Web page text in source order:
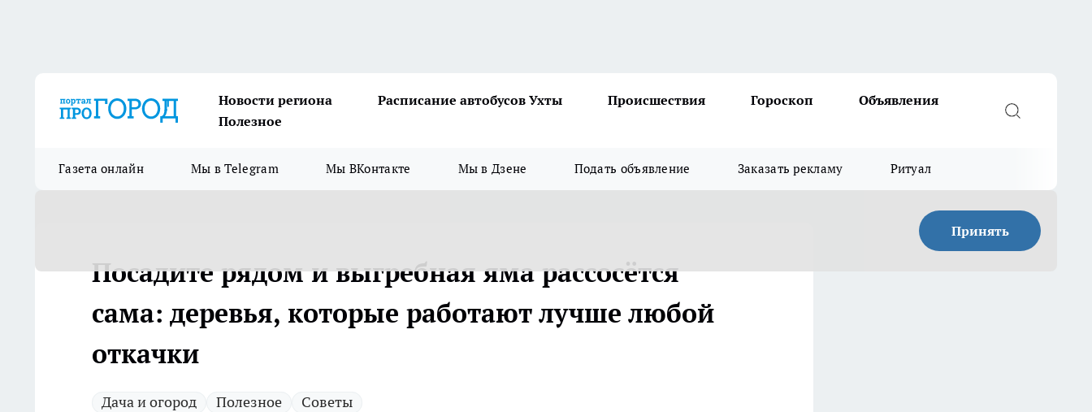
Новости региона Расписание автобусов Ухты Происшествия Гороскоп
Объявления
Полезное
Газета онлайн Мы в Telegram Мы ВКонтакте Мы в Дзене Подать объявление Заказать рекламу Ритуал
Принять
Посадите рядом и выгребная яма рассосётся
сама: деревья, которые работают лучше любой
откачки
Дача и огород Полезное Советы